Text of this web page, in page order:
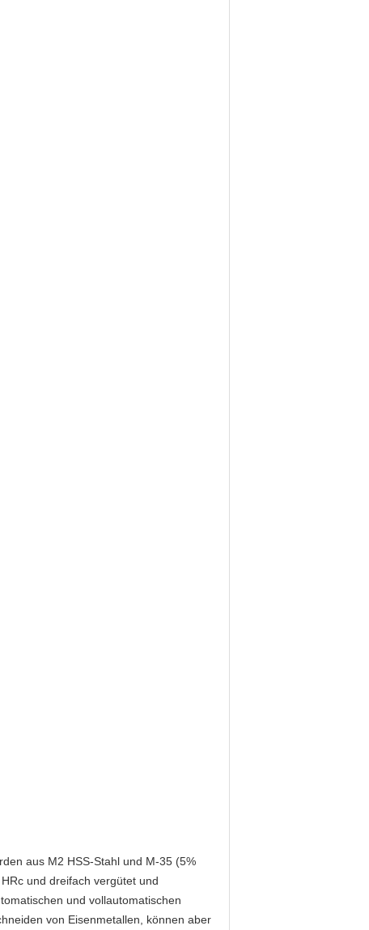
aus M2 HSS-Stahl und M-35 (5%
und dreifach vergütet und
und vollautomatischen
von Eisenmetallen, können aber